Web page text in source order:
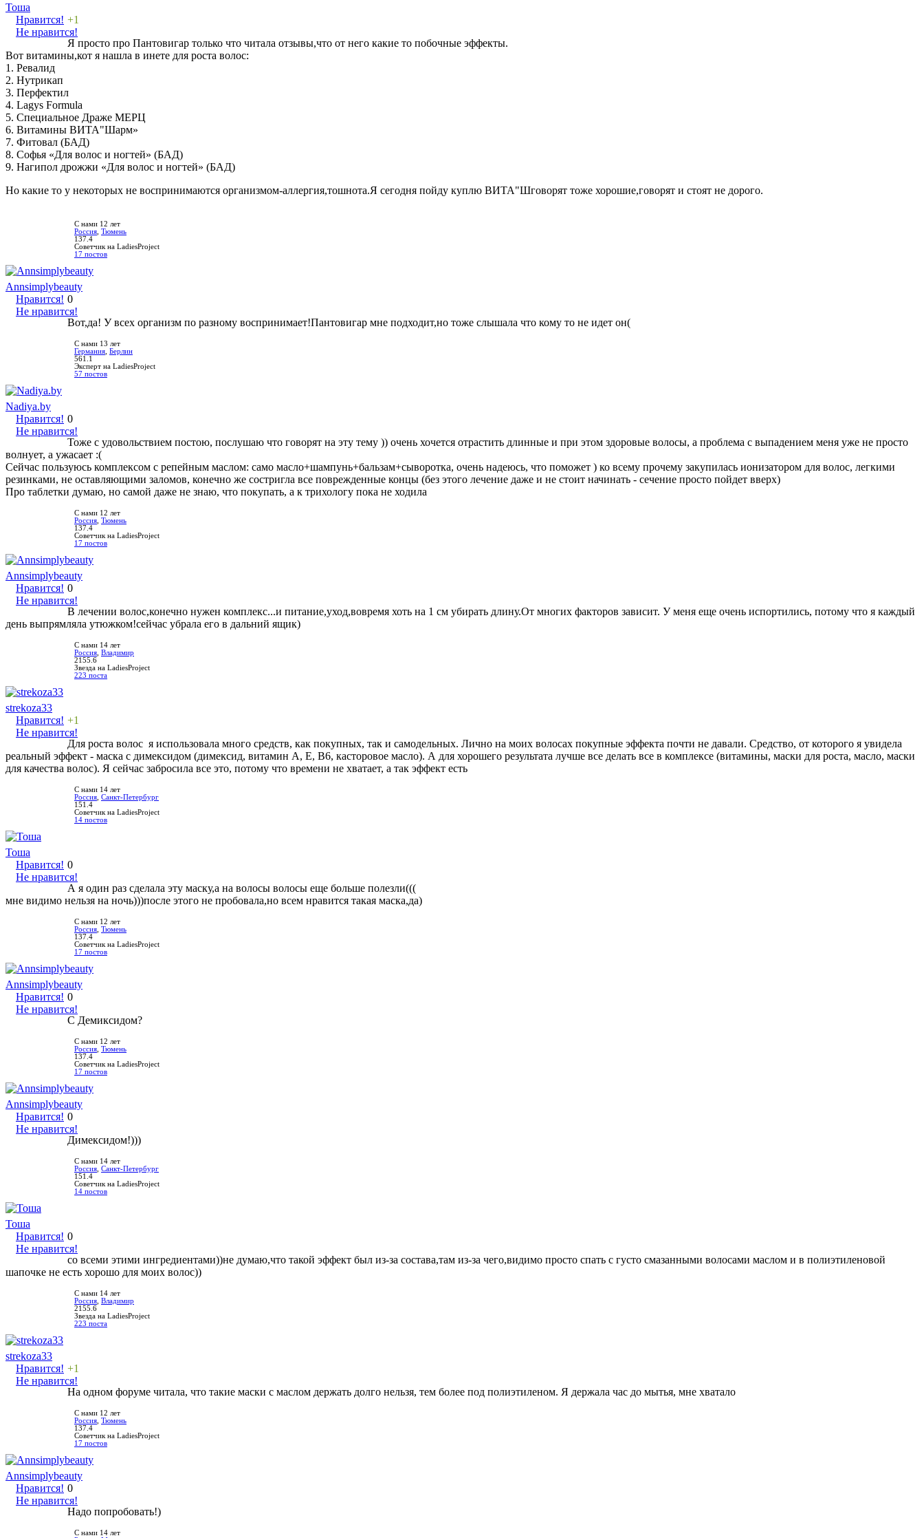
Тоша
Нравится!
Не нравится!
+1
Я просто про Пантовигар только что читала отзывы,что от него какие то побочные эффекты.
Вот витамины,кот я нашла в инете для роста волос:
1. Ревалид
2. Нутрикап
3. Перфектил
4. Lagys Formula
5. Специальное Драже МЕРЦ
6. Витамины ВИТА"Шарм»
7. Фитовал (БАД)
8. Софья «Для волос и ногтей» (БАД)
9. Нагипол дрожжи «Для волос и ногтей» (БАД)
Но какие то у некоторых не воспринимаются организмом-аллергия,тошнота.Я сегодня пойду куплю ВИТА"Шговорят тоже хорошие,говорят и стоят не дорого.
С нами 12 лет
Россия Тюмень
137.4
Советчик на LadiesProject
17 постов
Annsimplybeauty
Нравится!
Не нравится!
0
Вот,да! У всех организм по разному воспринимает!Пантовигар мне подходит,но тоже слышала что кому то не идет он(
С нами 13 лет
Германия Берлин
561.1
Эксперт на LadiesProject
57 постов
Nadiya.by
Нравится!
Не нравится!
0
Тоже с удовольствием постою, послушаю что говорят на эту тему )) очень хочется отрастить длинные и при этом здоровые волосы, а проблема с выпадением меня уже не просто
волнует, а ужасает :(
Сейчас пользуюсь комплексом с репейным маслом: само масло+шампунь+бальзам+сыворотка, очень надеюсь, что поможет ) ко всему прочему закупилась ионизатором для волос, легкими
резинками, не оставляющими заломов, конечно же состригла все поврежденные концы (без этого лечение даже и не стоит начинать - сечение просто пойдет вверх)
Про таблетки думаю, но самой даже не знаю, что покупать, а к трихологу пока не ходила
С нами 12 лет
Россия Тюмень
137.4
Советчик на LadiesProject
17 постов
Annsimplybeauty
Нравится!
Не нравится!
0
В лечении волос,конечно нужен комплекс...и питание,уход,вовремя хоть на 1 см убирать длину.От многих факторов зависит. У меня еще очень испортились, потому что я каждый
день выпрямляла утюжком!сейчас убрала его в дальний ящик)
С нами 14 лет
Россия Владимир
2155.6
Звезда на LadiesProject
223 поста
strekoza33
Нравится!
Не нравится!
+1
Для роста волос я использовала много средств, как покупных, так и самодельных. Лично на моих волосах покупные эффекта почти не давали. Средство, от которого я увидела
реальный эффект - маска с димексидом (димексид, витамин А, Е, В6, касторовое масло). А для хорошего результата лучше все делать все в комплексе (витамины, маски для роста, масло, маски
для качества волос). Я сейчас забросила все это, потому что времени не хватает, а так эффект есть
С нами 14 лет
Россия Санкт-Петербург
151.4
Советчик на LadiesProject
14 постов
Тоша
Нравится!
Не нравится!
0
А я один раз сделала эту маску,а на волосы волосы еще больше полезли(((
мне видимо нельзя на ночь)))после этого не пробовала,но всем нравится такая маска,да)
С нами 12 лет
Россия Тюмень
137.4
Советчик на LadiesProject
17 постов
Annsimplybeauty
Нравится!
Не нравится!
0
С Демиксидом?
С нами 12 лет
Россия Тюмень
137.4
Советчик на LadiesProject
17 постов
Annsimplybeauty
Нравится!
Не нравится!
0
Димексидом!)))
С нами 14 лет
Россия Санкт-Петербург
151.4
Советчик на LadiesProject
14 постов
Тоша
Нравится!
Не нравится!
0
со всеми этими ингредиентами))не думаю,что такой эффект был из-за состава,там из-за чего,видимо просто спать с густо смазанными волосами маслом и в полиэтиленовой
шапочке не есть хорошо для моих волос))
С нами 14 лет
Россия Владимир
2155.6
Звезда на LadiesProject
223 поста
strekoza33
Нравится!
Не нравится!
+1
На одном форуме читала, что такие маски с маслом держать долго нельзя, тем более под полиэтиленом. Я держала час до мытья, мне хватало
С нами 12 лет
Россия Тюмень
137.4
Советчик на LadiesProject
17 постов
Annsimplybeauty
Нравится!
Не нравится!
0
Надо попробовать!)
С нами 14 лет